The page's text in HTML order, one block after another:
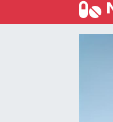
Süper Lig Puan